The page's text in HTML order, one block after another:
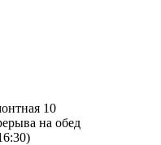
10
на обед